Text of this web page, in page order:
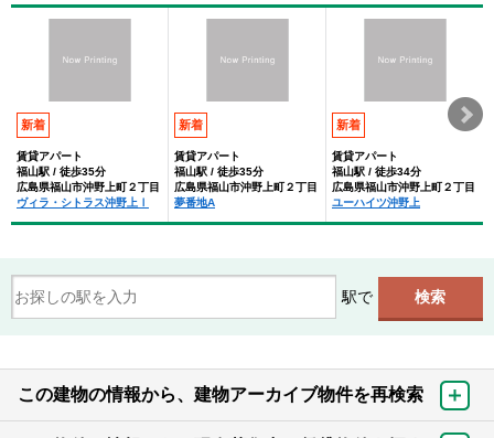
新着
賃貸アパート
福山駅 / 徒歩35分
広島県福山市沖野上町２丁目
ヴィラ・シトラス沖野上Ⅰ
新着
賃貸アパート
福山駅 / 徒歩35分
広島県福山市沖野上町２丁目
夢番地A
新着
賃貸アパート
福山駅 / 徒歩34分
広島県福山市沖野上町２丁目
ユーハイツ沖野上
駅で
この建物の情報から、建物アーカイブ物件を再検索